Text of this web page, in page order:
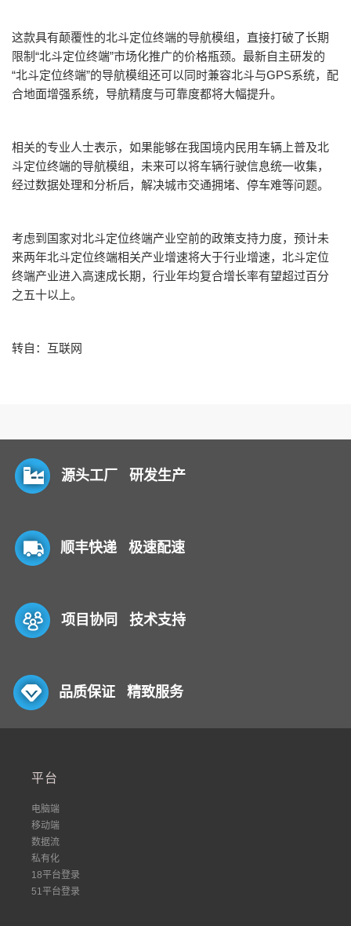
这款具有颠覆性的北斗定位终端的导航模组，直接打破了长期
限制“北斗定位终端”市场化推广的价格瓶颈。最新自主研发的
“北斗定位终端”的导航模组还可以同时兼容北斗与GPS系统，配
合地面增强系统，导航精度与可靠度都将大幅提升。
相关的专业人士表示，如果能够在我国境内民用车辆上普及北
斗定位终端的导航模组，未来可以将车辆行驶信息统一收集，
经过数据处理和分析后，解决城市交通拥堵、停车难等问题。
考虑到国家对北斗定位终端产业空前的政策支持力度，预计未
来两年北斗定位终端相关产业增速将大于行业增速，北斗定位
终端产业进入高速成长期，行业年均复合增长率有望超过百分
之五十以上。
转自：互联网
源头工厂 研发生产
顺丰快递 极速配速
项目协同 技术支持
品质保证 精致服务
平台
电脑端
移动端
数据流
私有化
18平台登录
51平台登录